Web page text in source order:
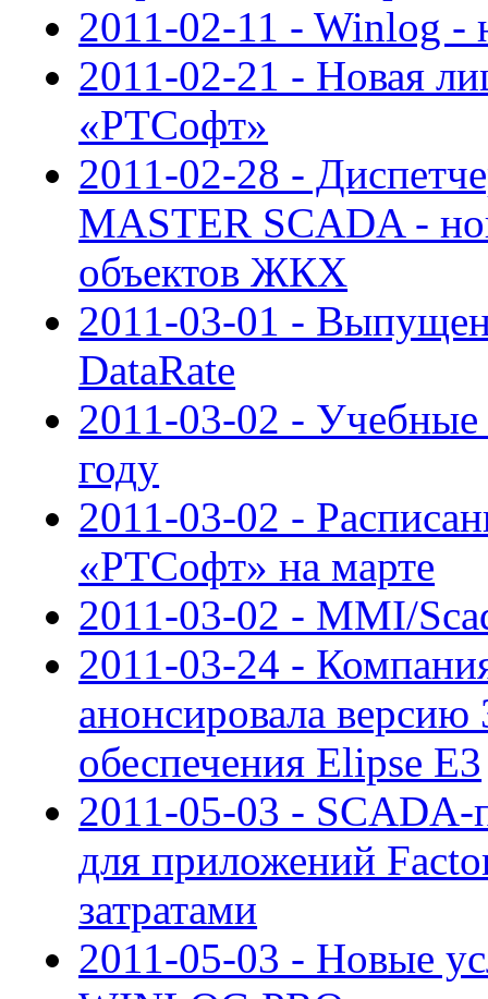
2011-02-11 - Winlog -
2011-02-21 - Новая
«РТСофт»
2011-02-28 -
MASTER SCADA -
объектов ЖКХ
2011-03-01 -
DataRate
2011-03-02 -
году
2011-03-02 -
«РТСофт» на марте
2011-03-02 - MMI/
2011-03-24 -
анонсировала
обеспечения Elipse E3
2011-05-03 - SCADA-
для приложений
затратами
2011-05-03 - Новые